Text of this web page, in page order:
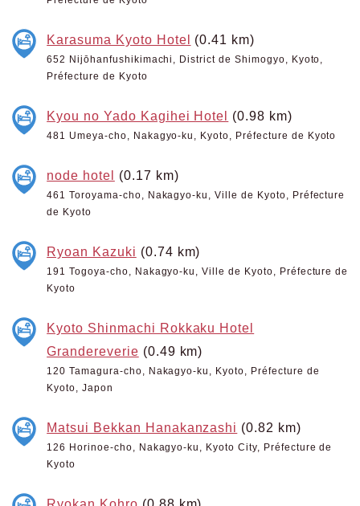
Karasuma Kyoto Hotel (0.41 km)
652 Nijōhanfushikimachi, District de Shimogyo, Kyoto,
Préfecture de Kyoto
Kyou no Yado Kagihei Hotel (0.98 km)
481 Umeya-cho, Nakagyo-ku, Kyoto, Préfecture de Kyoto
node hotel (0.17 km)
461 Toroyama-cho, Nakagyo-ku, Ville de Kyoto, Préfecture
de Kyoto
Ryoan Kazuki (0.74 km)
191 Togoya-cho, Nakagyo-ku, Ville de Kyoto, Préfecture de
Kyoto
Kyoto Shinmachi Rokkaku Hotel
Grandereverie (0.49 km)
120 Tamagura-cho, Nakagyo-ku, Kyoto, Préfecture de
Kyoto, Japon
Matsui Bekkan Hanakanzashi (0.82 km)
126 Horinoe-cho, Nakagyo-ku, Kyoto City, Préfecture de
Kyoto